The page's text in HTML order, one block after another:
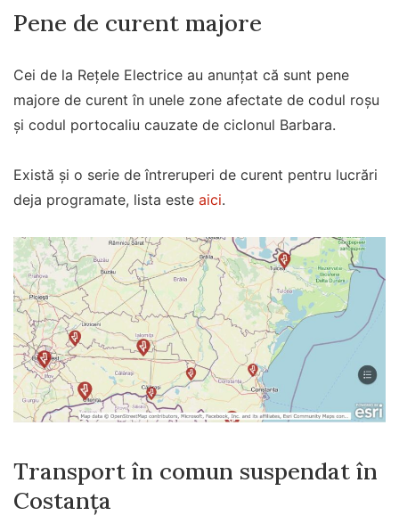
Pene de curent majore
Cei de la Rețele Electrice au anunțat că sunt pene
majore de curent în unele zone afectate de codul roșu
și codul portocaliu cauzate de ciclonul Barbara.
Există și o serie de întreruperi de curent pentru lucrări
deja programate, lista este aici.
Transport în comun suspendat în
Costanța